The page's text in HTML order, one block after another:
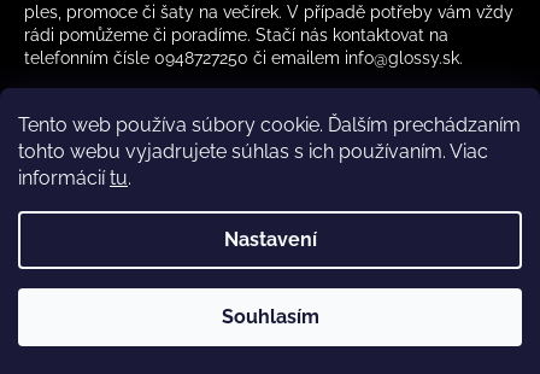
Tento web používa súbory cookie. Ďalším prechádzaním
tohto webu vyjadrujete súhlas s ich používaním. Viac
informáciítu.
Nastavení
Souhlasím
ples, promoce či šaty na večírek. V případě potřeby vám vždy
rádi pomůžeme či poradíme. Stačí nás kontaktovat na
telefonním čísle 0948727250 či emailem info@glossy.sk.
Kamenná prodejna otevírací doba CZ
Glossy.sk. Všechna práva vyhrazena.